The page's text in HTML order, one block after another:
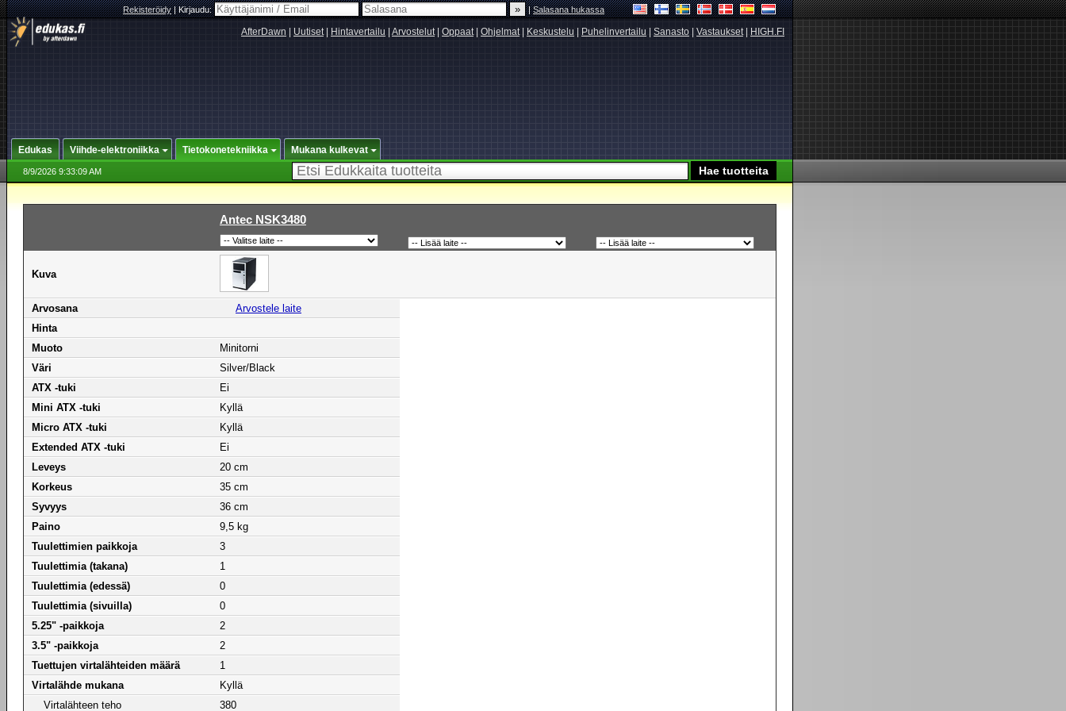
Rekisteröidy|Kirjaudu: |Salasana hukassa
AfterDawn Uutiset| Hintavertailu Arvostelut| Oppaat| Ohjelmat| Keskustelu Puhelinvertailu Sanasto Vastaukset| HIGH.FI
Edukas Viihde-elektroniikka Tietokonetekniikka Mukana kulkevat
8/9/2026 9:33:09 AM
Antec NSK3480
Kuva
Arvosana
Arvostele laite
Hinta
Muoto
Minitorni
Väri
Silver/Black
ATX -tuki
Ei
Mini ATX -tuki
Kyllä
Micro ATX -tuki
Kyllä
Extended ATX -tuki
Ei
Leveys
20 cm
Korkeus
35 cm
Syvyys
36 cm
Paino
9,5 kg
Tuulettimien paikkoja
3
Tuulettimia (takana)
1
Tuulettimia (edessä)
0
Tuulettimia (sivuilla)
0
5.25" -paikkoja
2
3.5" -paikkoja
2
Tuettujen virtalähteiden määrä
1
Virtalähde mukana
Kyllä
Virtalähteen teho
380